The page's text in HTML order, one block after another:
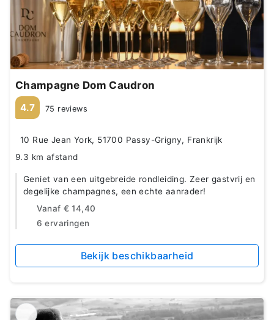
Champagne Dom Caudron
4.7 75 reviews
10 Rue Jean York, 51700 Passy-Grigny, Frankrijk
9.3 km afstand
Geniet van een uitgebreide rondleiding. Zeer gastvrij en
degelijke champagnes, een echte aanrader!
Vanaf € 14,40
6 ervaringen
Bekijk beschikbaarheid